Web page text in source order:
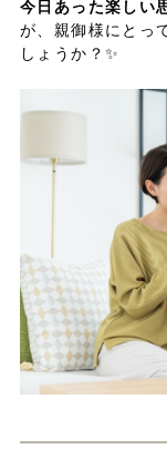
今日あった楽しい
が、親御様にとっ
しょうか？✨